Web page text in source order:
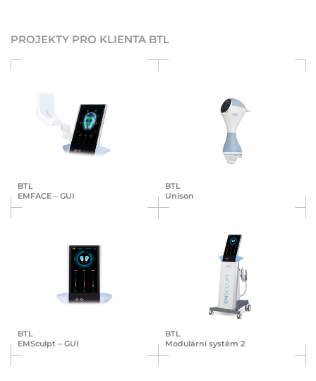
PROJEKTY PRO KLIENTA BTL
BTL
EMFACE – GUI
BTL
Unison
BTL
EMSculpt – GUI
BTL
Modulární systém 2